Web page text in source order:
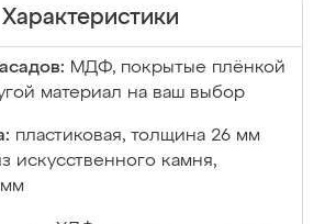
Характеристики
МДФ, покрытые плёнкой
материал на ваш выбор
пластиковая, толщина 26 мм
искусственного камня,